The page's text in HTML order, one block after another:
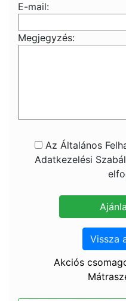
E-mail:
Megjegyzés:
Az Általános
Adatkezelési
Vissza
Akciós